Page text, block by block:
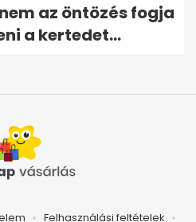
az öntözés fogja
a kertedet...
Felhasználási feltételek